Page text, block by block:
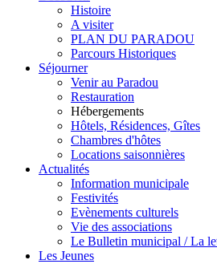
Histoire
A visiter
PLAN DU PARADOU
Parcours Historiques
Séjourner
Venir au Paradou
Restauration
Hébergements
Hôtels, Résidences, Gîtes
Chambres d'hôtes
Locations saisonnières
Actualités
Information municipale
Festivités
Evènements culturels
Vie des associations
Le Bulletin municipal / La
Les Jeunes